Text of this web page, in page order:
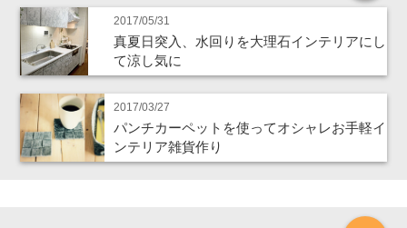
2017/05/31
真夏日突入、水回りを大理石インテリアにし
て涼し気に
2017/03/27
パンチカーペットを使ってオシャレお手軽イ
ンテリア雑貨作り